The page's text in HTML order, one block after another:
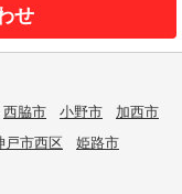
せ
西脇市 小野市
加西市
戸市西区
姫路市